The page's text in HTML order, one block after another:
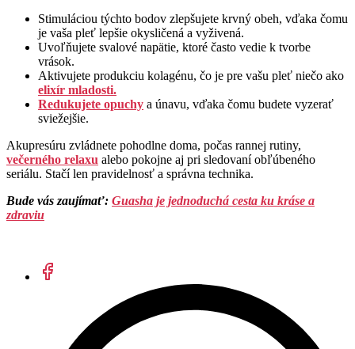
Stimuláciou týchto bodov zlepšujete krvný obeh, vďaka čomu
je vaša pleť lepšie okysličená a vyživená.
Uvoľňujete svalové napätie, ktoré často vedie k tvorbe
vrások.
Aktivujete produkciu kolagénu, čo je pre vašu pleť niečo ako
elixír mladosti.
Redukujete opuchy a únavu, vďaka čomu budete vyzerať
sviežejšie.
Akupresúru zvládnete pohodlne doma, počas rannej rutiny,
večerného relaxu alebo pokojne aj pri sledovaní obľúbeného
seriálu. Stačí len pravidelnosť a správna technika.
Bude vás zaujímať: Guasha je jednoduchá cesta ku kráse a
zdraviu